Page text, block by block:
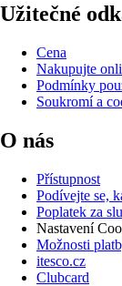
Užitečné
Cena
Nakupujte
Podmínky
Soukromí a
O nás
Přístupnost
Podívejte se,
Poplatek za
Nastavení
Možnosti
itesco.cz
Clubcard